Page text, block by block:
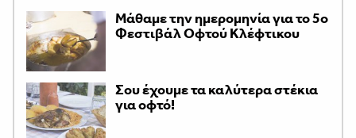
Μάθαμε την ημερομηνία για το 5ο
Φεστιβάλ Οφτού Κλέφτικου
Σου έχουμε τα καλύτερα στέκια
για οφτό!